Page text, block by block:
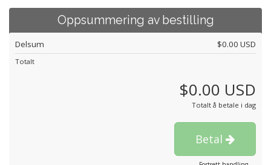
Oppsummering av bestilling
Delsum $0.00 USD
Totalt
$0.00 USD
Totalt å betale i dag
Betal